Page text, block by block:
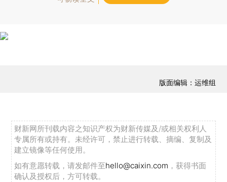
版面编辑：运维组
财新网所刊载内容之知识产权为财新传媒及/或相关权利人
专属所有或持有。未经许可，禁止进行转载、摘编、复制及
建立镜像等任何使用。
如有意愿转载，请发邮件至hello@caixin.com ，获得书面
确认及授权后，方可转载。